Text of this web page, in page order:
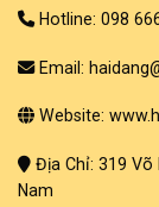
Hotline: 098
Email:
Website:
Địa Chỉ: 319 Võ
Nam